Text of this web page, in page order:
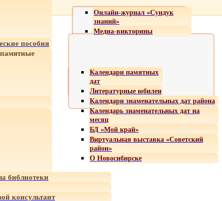
Онлайн-журнал «Сундук
знаний»
Медиа-викторины
пособия
Календари памятных
дат
Литературные юбилеи
Календари знаменательных дат района
Календарь знаменательных дат на
месяц
БД «Мой край»
Виртуальная выставка «Советский
район»
О Новосибирске
библиотеки
консультант